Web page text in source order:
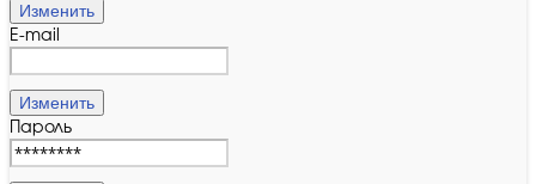
Изменить
E-mail
Изменить
Пароль